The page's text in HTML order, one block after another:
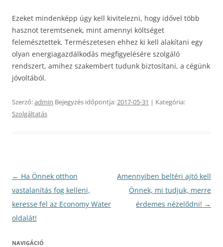
Ezeket mindenképp úgy kell kivitelezni, hogy idővel több
hasznot teremtsenek, mint amennyi költséget
felemésztettek. Természetesen ehhez ki kell alakítani egy
olyan energiagazdálkodás megfigyelésére szolgáló
rendszert, amihez szakembert tudunk biztosítani, a cégünk
jóvoltából.
Szerző:admin Bejegyzés időpontja:2017-05-31 | Kategória:
Szolgáltatás
Bejegyzés
navigáció
← Ha Önnek otthon
vastalanítás fog kelleni,
keresse fel az Economy Water
oldalát!
Amennyiben beltéri ajtó kell
Önnek, mi tudjuk, merre
érdemes nézelődni! →
NAVIGÁCIÓ